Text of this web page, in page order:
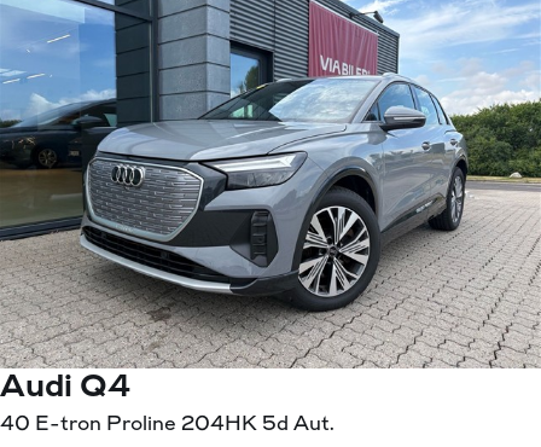
Audi Q4
40 E-tron Proline 204HK 5d Aut.